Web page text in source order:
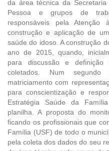
da área técnica da
Pessoa e grupos de
responsáveis pela
construção e aplicação de
saúde do idoso. A construção
ano de 2015, quando,
para discussão e
coletados. Num
matriciamento com
para conscientização e
Estratégia Saúde da
planilha. A proposta do
ficando os profissionais que
Família (USF) de todo o
pela coleta dos dados do seu